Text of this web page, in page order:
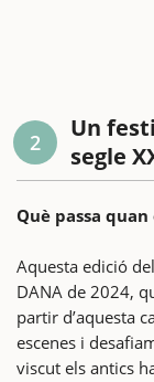
2
Un
segle
Què passa
Aquesta edició
DANA de 2024,
partir d’aquesta
escenes i
viscut els antics